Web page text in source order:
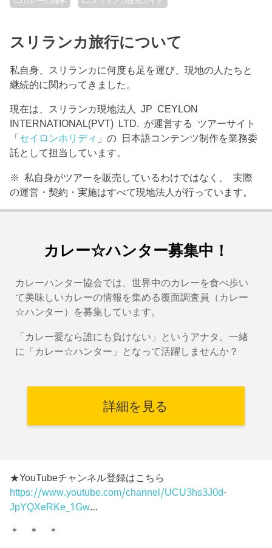
スリランカ旅行について
私自身、スリランカに何度も足を運び、現地の人たちと
継続的に関わってきました。
現在は、スリランカ現地法人 JP CEYLON
INTERNATIONAL(PVT) LTD. が運営する ツアーサイト
「セイロンホリディ 」の 日本語コンテンツ制作を業務委
託として担当しています。
※ 私自身がツアーを販売しているわけではなく、 実際
の運営・契約・実施はすべて現地法人が行っています。
カレー☆ハンター募集中！
カレーハンター協会では、世界中のカレーを食べ歩い
て美味しいカレーの情報を集める覆面調査員（カレー
☆ハンター）を募集しています。
「カレー愛なら誰にも負けない」というアナタ。一緒
に「カレー☆ハンター」となって活躍しませんか？
詳細を見る
★YouTubeチャンネル登録はこちら
https://www.youtube.com/channel/UCU3hs3J0d-
JpYQXeRKe_1Gw…
＊ ＊ ＊